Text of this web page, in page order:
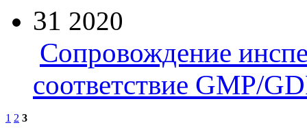
31 2020
Сопровождение
соответствие GMP/
1 2 3